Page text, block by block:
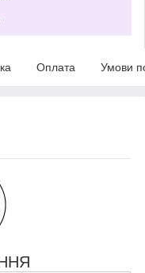
Оплата Умови